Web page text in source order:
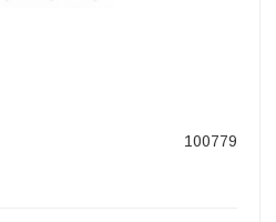
100779